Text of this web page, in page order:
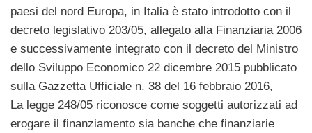
paesi del nord Europa, in Italia è stato introdotto con il
decreto legislativo 203/05, allegato alla Finanziaria 2006
e successivamente integrato con il decreto del Ministro
dello Sviluppo Economico 22 dicembre 2015 pubblicato
sulla Gazzetta Ufficiale n. 38 del 16 febbraio 2016,
La legge 248/05 riconosce come soggetti autorizzati ad
erogare il finanziamento sia banche che finanziarie